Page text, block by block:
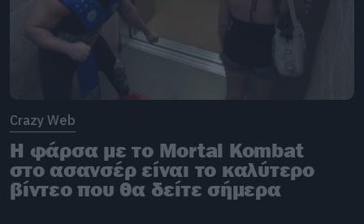
Crazy Web
Η φάρσα με το Mortal Kombat
στο ασανσέρ είναι το καλύτερο
βίντεο που θα δείτε σήμερα